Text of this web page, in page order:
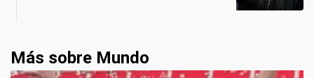
Más sobre Mundo